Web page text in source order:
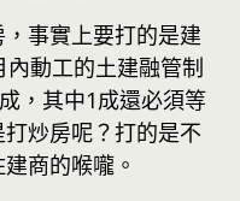
事實上要打的是建
動工的土建融管制
，其中1成還必須等
炒房呢？打的是不
商的喉嚨。